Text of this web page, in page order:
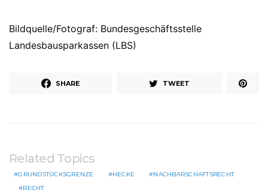
Bildquelle/Fotograf: Bundesgeschäftsstelle
Landesbausparkassen (LBS)
SHARE TWEET
Related Topics
GRUNDSTÜCKSGRENZE HECKE
NACHBARSCHAFTSRECHT
RECHT